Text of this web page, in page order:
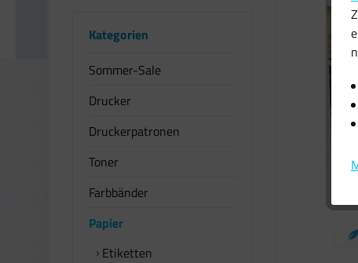
Kategorien
Sommer-Sale
Drucker
Druckerpatronen
Toner
Farbbänder
Papier
Etiketten